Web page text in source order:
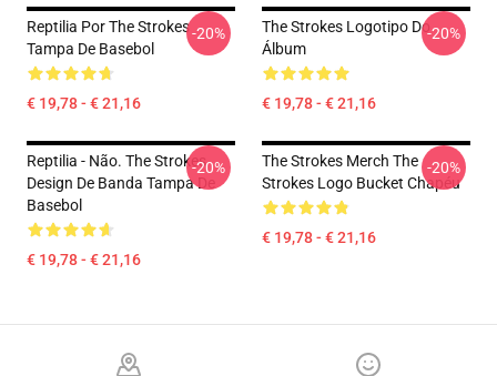
Reptilia Por The Strokes
Tampa De Basebol
€ 19,78 - € 21,16
-20%
The Strokes Logotipo Do
Álbum
€ 19,78 - € 21,16
-20%
Reptilia - Não. The Strokes
Design De Banda Tampa De
Basebol
€ 19,78 - € 21,16
-20%
The Strokes Merch The
Strokes Logo Bucket Chapéu
€ 19,78 - € 21,16
-20%